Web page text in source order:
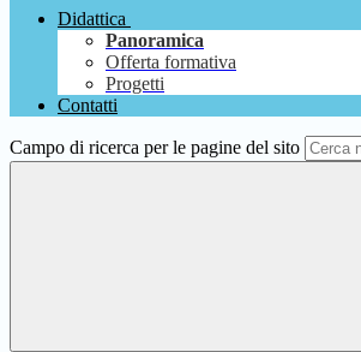
Didattica
Panoramica
Offerta formativa
Progetti
Contatti
Campo di ricerca per le pagine del sito